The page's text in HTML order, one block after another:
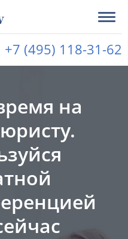
+7 (495) 118-31-62
на